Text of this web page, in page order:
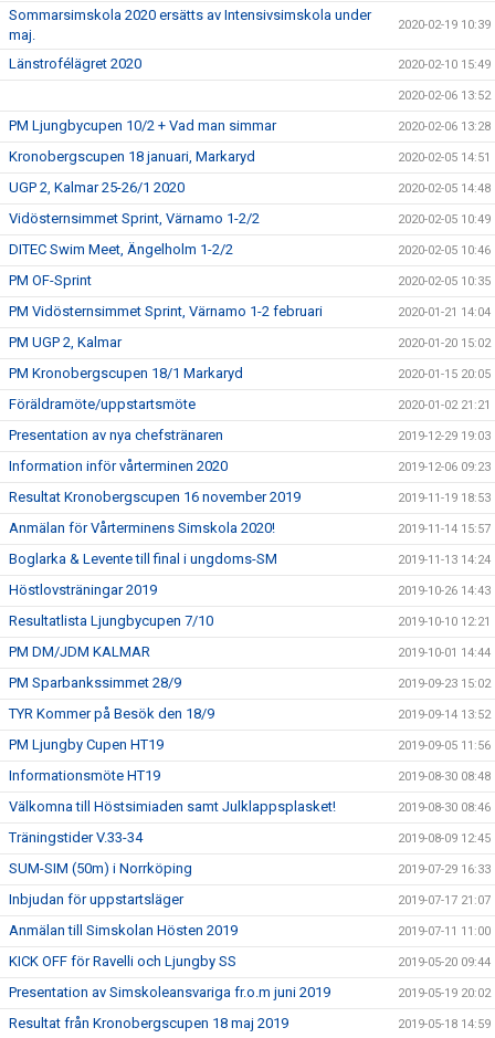
Sommarsimskola 2020 ersätts av Intensivsimskola under
maj.
2020-02-19 10:39
Länstrofélägret 2020 2020-02-10 15:49
2020-02-06 13:52
PM Ljungbycupen 10/2 + Vad man simmar 2020-02-06 13:28
Kronobergscupen 18 januari, Markaryd 2020-02-05 14:51
UGP 2, Kalmar 25-26/1 2020 2020-02-05 14:48
Vidösternsimmet Sprint, Värnamo 1-2/2 2020-02-05 10:49
DITEC Swim Meet, Ängelholm 1-2/2 2020-02-05 10:46
PM OF-Sprint 2020-02-05 10:35
PM Vidösternsimmet Sprint, Värnamo 1-2 februari 2020-01-21 14:04
PM UGP 2, Kalmar 2020-01-20 15:02
PM Kronobergscupen 18/1 Markaryd 2020-01-15 20:05
Föräldramöte/uppstartsmöte 2020-01-02 21:21
Presentation av nya chefstränaren 2019-12-29 19:03
Information inför vårterminen 2020 2019-12-06 09:23
Resultat Kronobergscupen 16 november 2019 2019-11-19 18:53
Anmälan för Vårterminens Simskola 2020! 2019-11-14 15:57
Boglarka & Levente till final i ungdoms-SM 2019-11-13 14:24
Höstlovsträningar 2019 2019-10-26 14:43
Resultatlista Ljungbycupen 7/10 2019-10-10 12:21
PM DM/JDM KALMAR 2019-10-01 14:44
PM Sparbankssimmet 28/9 2019-09-23 15:02
TYR Kommer på Besök den 18/9 2019-09-14 13:52
PM Ljungby Cupen HT19 2019-09-05 11:56
Informationsmöte HT19 2019-08-30 08:48
Välkomna till Höstsimiaden samt Julklappsplasket! 2019-08-30 08:46
Träningstider V.33-34 2019-08-09 12:45
SUM-SIM (50m) i Norrköping 2019-07-29 16:33
Inbjudan för uppstartsläger 2019-07-17 21:07
Anmälan till Simskolan Hösten 2019 2019-07-11 11:00
KICK OFF för Ravelli och Ljungby SS 2019-05-20 09:44
Presentation av Simskoleansvariga fr.o.m juni 2019 2019-05-19 20:02
Resultat från Kronobergscupen 18 maj 2019 2019-05-18 14:59